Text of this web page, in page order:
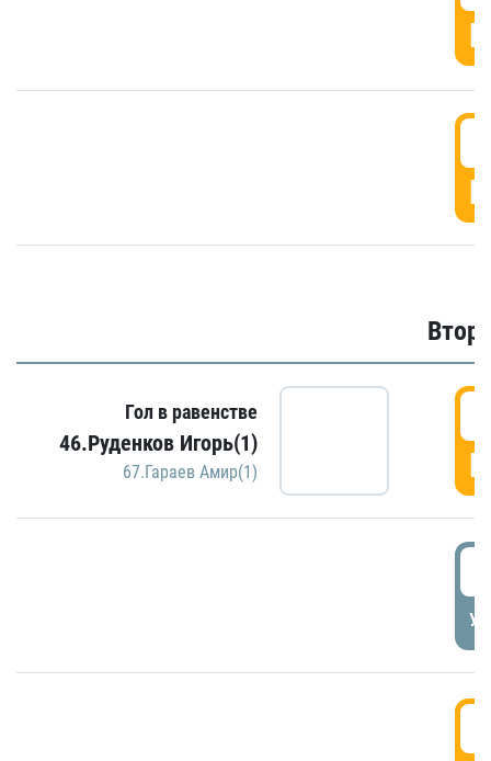
Гол в равенстве
46.Руденков Игорь(1)
67.Гараев Амир(1)